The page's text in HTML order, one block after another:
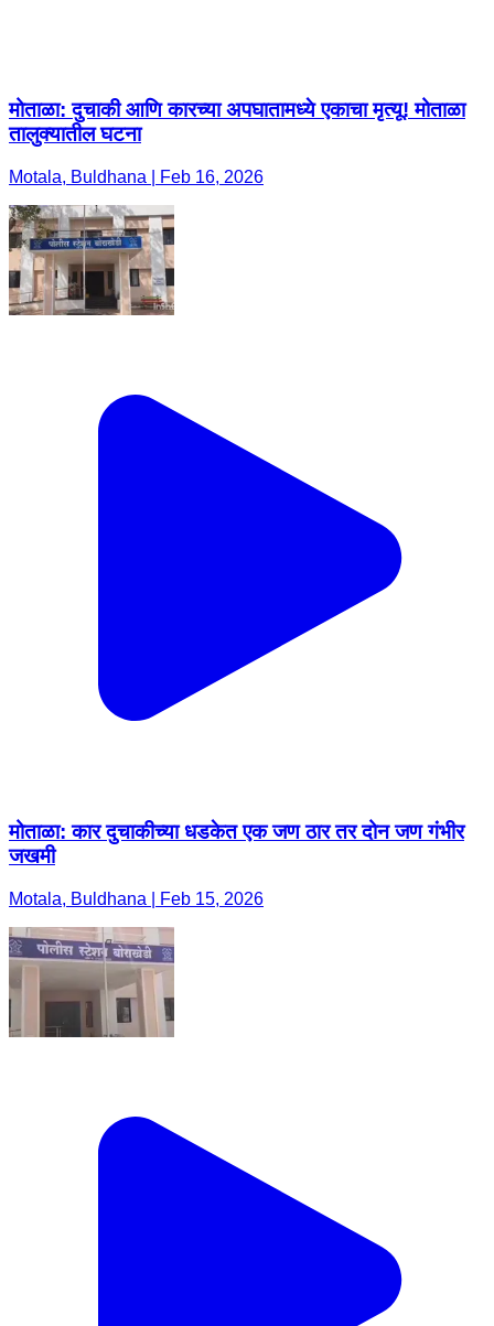
मोताळा: दुचाकी आणि कारच्या अपघातामध्ये एकाचा मृत्यू! मोताळा
तालुक्यातील घटना
Motala, Buldhana | Feb 16, 2026
मोताळा: कार दुचाकीच्या धडकेत एक जण ठार तर दोन जण गंभीर
जखमी
Motala, Buldhana | Feb 15, 2026